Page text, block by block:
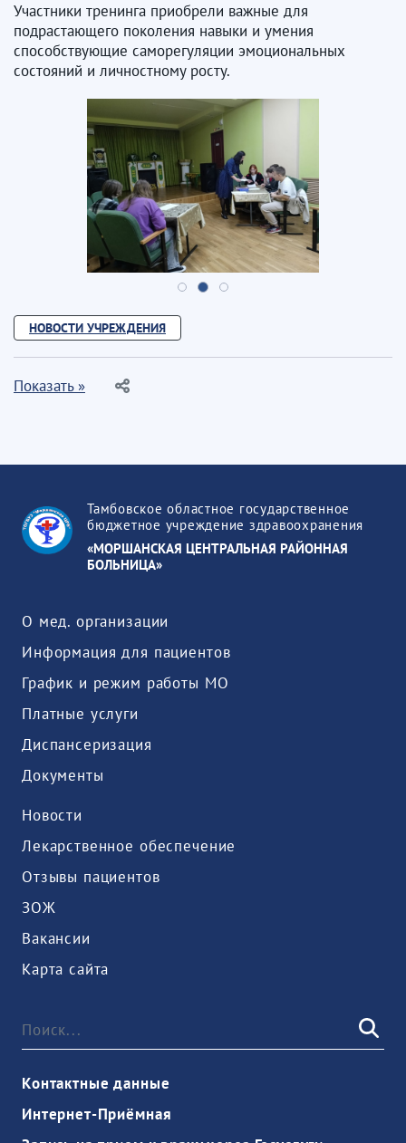
Участники тренинга приобрели важные для
подрастающего поколения навыки и умения
способствующие саморегуляции эмоциональных
состояний и личностному росту.
НОВОСТИ УЧРЕЖДЕНИЯ
Показать »
Тамбовское областное государственное
бюджетное учреждение здравоохранения
«МОРШАНСКАЯ ЦЕНТРАЛЬНАЯ РАЙОННАЯ
БОЛЬНИЦА»
О мед. организации
Информация для пациентов
График и режим работы МО
Платные услуги
Диспансеризация
Документы
Новости
Лекарственное обеспечение
Отзывы пациентов
ЗОЖ
Вакансии
Карта сайта
Контактные данные
Интернет-Приёмная